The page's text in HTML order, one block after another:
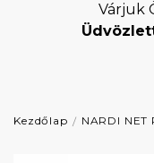
Várjuk
Kezdőlap NARDI NET